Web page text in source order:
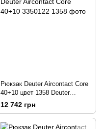
Рюкзак Deuter Aircontact Core
40+10 цвет 1358 Deuter
Aircontact Core 40+10
12 742 грн